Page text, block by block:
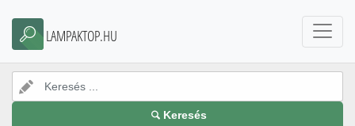
LAMPAKTOP.HU
Keresés